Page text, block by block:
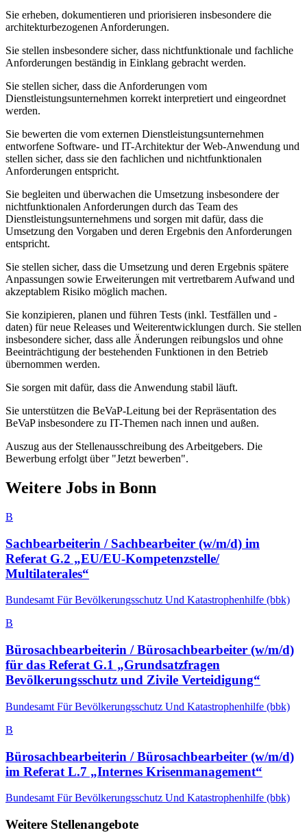
Sie erheben, dokumentieren und priorisieren insbesondere die
architekturbezogenen Anforderungen.
Sie stellen insbesondere sicher, dass nichtfunktionale und fachliche
Anforderungen beständig in Einklang gebracht werden.
Sie stellen sicher, dass die Anforderungen vom
Dienstleistungsunternehmen korrekt interpretiert und eingeordnet
werden.
Sie bewerten die vom externen Dienstleistungsunternehmen
entworfene Software- und IT-Architektur der Web-Anwendung und
stellen sicher, dass sie den fachlichen und nichtfunktionalen
Anforderungen entspricht.
Sie begleiten und überwachen die Umsetzung insbesondere der
nichtfunktionalen Anforderungen durch das Team des
Dienstleistungsunternehmens und sorgen mit dafür, dass die
Umsetzung den Vorgaben und deren Ergebnis den Anforderungen
entspricht.
Sie stellen sicher, dass die Umsetzung und deren Ergebnis spätere
Anpassungen sowie Erweiterungen mit vertretbarem Aufwand und
akzeptablem Risiko möglich machen.
Sie konzipieren, planen und führen Tests (inkl. Testfällen und -
daten) für neue Releases und Weiterentwicklungen durch. Sie stellen
insbesondere sicher, dass alle Änderungen reibungslos und ohne
Beeinträchtigung der bestehenden Funktionen in den Betrieb
übernommen werden.
Sie sorgen mit dafür, dass die Anwendung stabil läuft.
Sie unterstützen die BeVaP-Leitung bei der Repräsentation des
BeVaP insbesondere zu IT-Themen nach innen und außen.
Auszug aus der Stellenausschreibung des Arbeitgebers. Die
Bewerbung erfolgt über "Jetzt bewerben".
Weitere Jobs in Bonn
B
Sachbearbeiterin / Sachbearbeiter (w/m/d) im
Referat G.2 „EU/​EU-Kompetenzstelle/​
Multilaterales“
Bundesamt Für Bevölkerungsschutz Und Katastrophenhilfe (bbk)
B
Bürosachbearbeiterin / Bürosachbearbeiter (w/m/d)
für das Referat G.1 „Grundsatzfragen
Bevölkerungsschutz und Zivile Verteidigung“
Bundesamt Für Bevölkerungsschutz Und Katastrophenhilfe (bbk)
B
Bürosachbearbeiterin / Bürosachbearbeiter (w/m/d)
im Referat L.7 „Internes Krisenmanagement“
Bundesamt Für Bevölkerungsschutz Und Katastrophenhilfe (bbk)
Weitere Stellenangebote